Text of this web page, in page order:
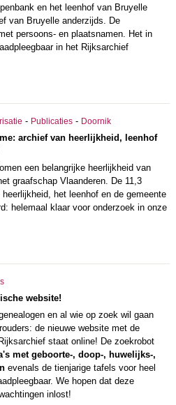
en het leenhof van Bruyelle
van Bruyelle anderzijds. De
persoons- en plaatsnamen. Het in
in het Rijksarchief
- Publicaties- Doornik
archief van heerlijkheid, leenhof
een belangrijke heerlijkheid van
graafschap Vlaanderen. De 11,3
het leenhof en de gemeente
helemaal klaar voor onderzoek in onze
website!
en al wie op zoek wil gaan
de nieuwe website met de
staat online! De zoekrobot
met geboorte-, doop-, huwelijks-,
evenals de tienjarige tafels voor heel
We hopen dat deze
inlost!